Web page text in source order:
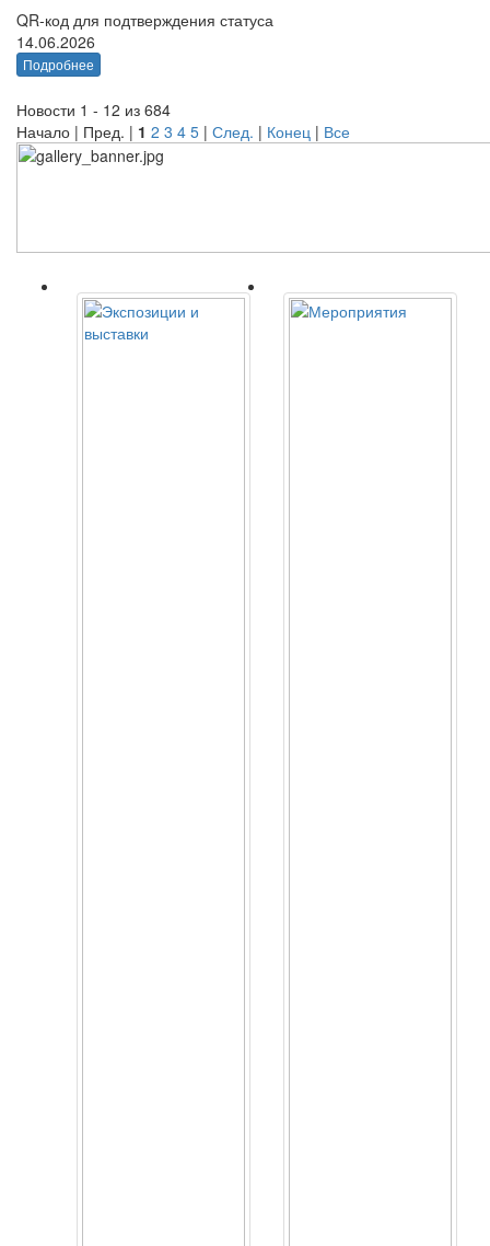
QR-код для подтверждения статуса
14.06.2026
Подробнее
Новости 1 - 12 из 684
Начало | Пред. | 1 2 3 4 5 | След. | Конец | Все